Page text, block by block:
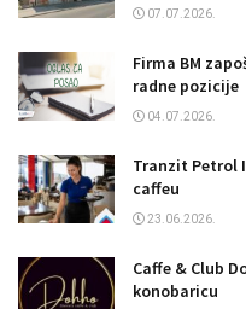
07.07.2026.
Firma BM
radne pozicije
04.07.2026.
Tranzit Petrol
caffeu
23.06.2026.
Caffe & Club
konobaricu